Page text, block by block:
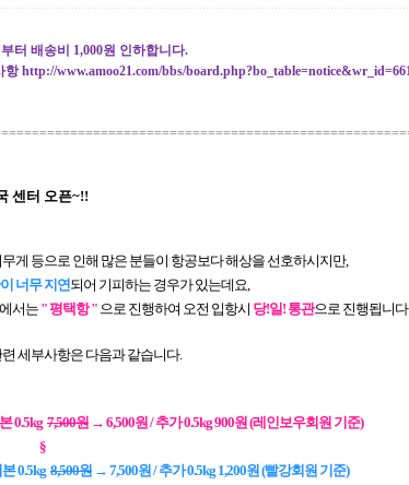
부터 배송비 1,000원 인하합니다.
항http://www.amoo21.com/bbs/
센터 오픈~!!
게 등으로 인해 많은 분들이 항공보다 해상을 선호하시지만,
너무 지연되어 기피하는 경우가 있는데요,
서는 " 평택항 " 으로 진행하여 오전 입항시 당!일! 통관으로 진행됩니
세부사항은 다음과 같습니다.
0.5kg 7,500원 → 6,500원 / 추가 0.5kg 900원 (레인보우회원 기준)
0.5kg 8,500원 → 7,500원 / 추가 0.5kg 1,200원 (빨강회원 기준)